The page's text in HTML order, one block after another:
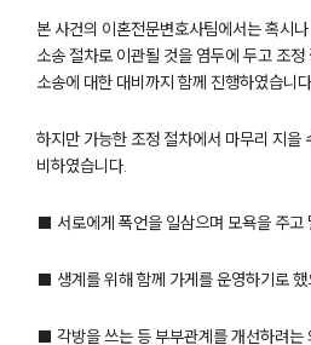
본 사건의 이혼전문변호사팀에서는 혹시
소송 절차로 이관될 것을 염두에 두고 조
소송에 대한 대비까지 함께 진행하였습니
하지만 가능한 조정 절차에서 마무리 지을
비하였습니다.
■ 서로에게 폭언을 일삼으며 모욕을 주고
■ 생계를 위해 함께 가게를 운영하기로
■ 각방을 쓰는 등 부부관계를 개선하려는